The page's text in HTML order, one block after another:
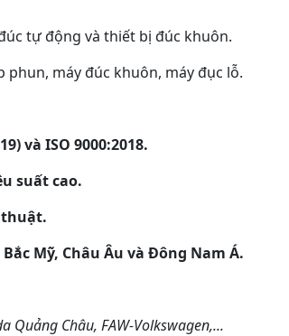
tự động và thiết bị đúc khuôn.
phun, máy đúc khuôn, máy đục lỗ.
và ISO 9000:2018.
suất cao.
thuật.
Mỹ, Châu Âu và Đông Nam Á.
Quảng Châu, FAW-Volkswagen,...